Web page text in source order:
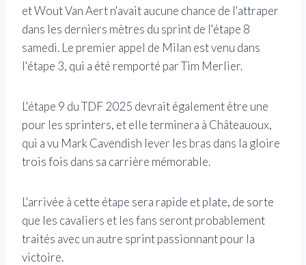
et Wout Van Aert n'avait aucune chance de l'attraper
dans les derniers mètres du sprint de l'étape 8
samedi. Le premier appel de Milan est venu dans
l'étape 3, qui a été remporté par Tim Merlier.
L'étape 9 du TDF 2025 devrait également être une
pour les sprinters, et elle terminera à Châteauoux,
qui a vu Mark Cavendish lever les bras dans la gloire
trois fois dans sa carrière mémorable.
L'arrivée à cette étape sera rapide et plate, de sorte
que les cavaliers et les fans seront probablement
traités avec un autre sprint passionnant pour la
victoire.